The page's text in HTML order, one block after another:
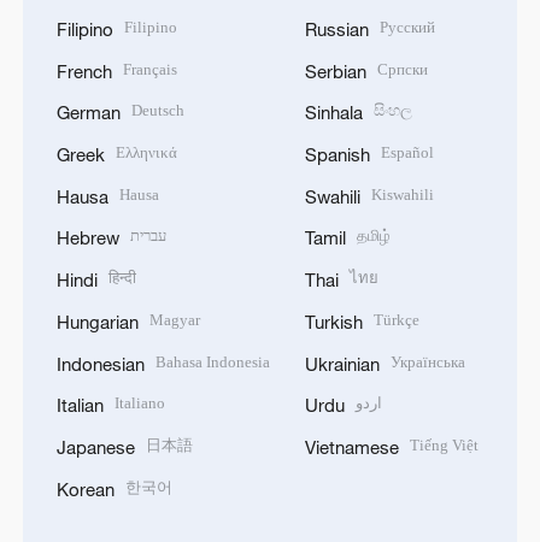
Filipino Filipino
French Français
German Deutsch
Greek Ελληνικά
Hausa Hausa
Hebrew עברית
Hindi हिन्दी
Hungarian Magyar
Indonesian Bahasa Indonesia
Italian Italiano
Japanese 日本語
Korean 한국어
Russian Русский
Serbian Српски
Sinhala සිංහල
Spanish Español
Swahili Kiswahili
Tamil தமிழ்
Thai ไทย
Turkish Türkçe
Ukrainian Українська
Urdu اردو
Vietnamese Tiếng Việt